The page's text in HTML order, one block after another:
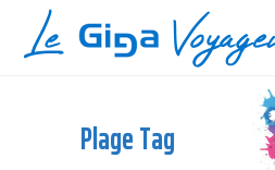
Plage Tag